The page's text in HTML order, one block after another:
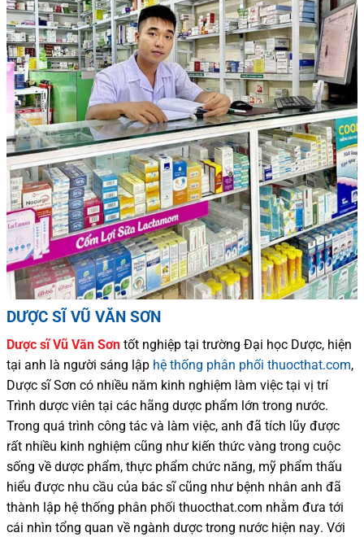
DƯỢC SĨ VŨ VĂN SƠN
Dược sĩVũ Văn Sơn tốt nghiệp tại trường Đại học Dược, hiện
tại anh là người sáng lập hệ thống phân phối thuocthat.com,
Dược sĩSơn có nhiều năm kinh nghiệm làm việc tại vị trí
Trình dược viên tại các hãng dược phẩm lớn trong nước.
Trong quá trình công tác và làm việc, anh đã tích lũy được
rất nhiều kinh nghiệm cũng như kiến thức vàng trong cuộc
sống về dược phẩm, thực phẩm chức năng, mỹ phẩm thấu
hiểu được nhu cầu của bác sĩcũng như bệnh nhân anh đã
thành lập hệ thống phân phối thuocthat.com nhằm đưa tới
cái nhìn tổng quan về ngành dược trong nước hiện nay. Với